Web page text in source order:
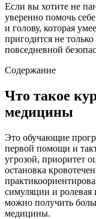
Если вы хотите не
уверенно помочь
и голову, которая
пригодится не
повседневной
Содержание
Что такое
медицины
Это обучающие
первой помощи и
угрозой, приоритет
остановка
симуляции и ролевая
можно получить
медицины.